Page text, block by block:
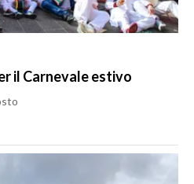
il Carnevale estivo